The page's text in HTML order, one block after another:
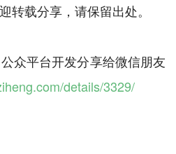
转载分享，请保留出处。
众平台开发分享给微信朋友
details/3329/